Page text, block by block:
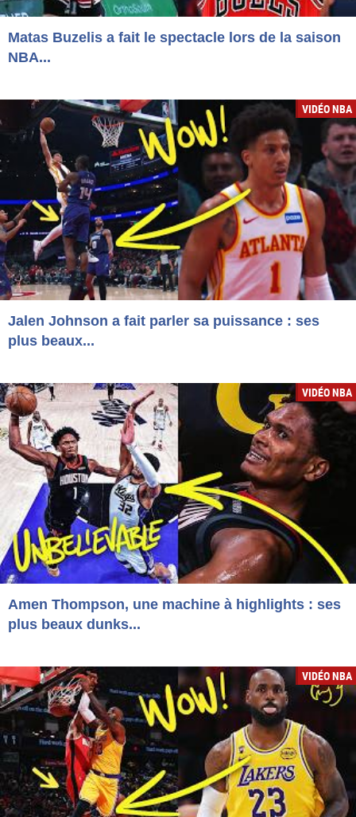
Matas Buzelis a fait le spectacle lors de la saison
NBA...
VIDÉO NBA
Jalen Johnson a fait parler sa puissance : ses
plus beaux...
VIDÉO NBA
Amen Thompson, une machine à highlights : ses
plus beaux dunks...
VIDÉO NBA